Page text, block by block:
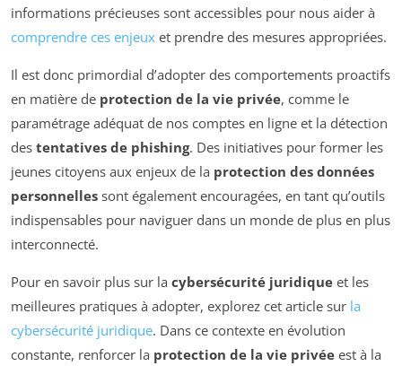
informations précieuses sont accessibles pour nous aider à
comprendre ces enjeux et prendre des mesures appropriées.
Il est donc primordial d’adopter des comportements proactifs
en matière de protection de la vie privée, comme le
paramétrage adéquat de nos comptes en ligne et la détection
des tentatives de phishing. Des initiatives pour former les
jeunes citoyens aux enjeux de la protection des données
personnelles sont également encouragées, en tant qu’outils
indispensables pour naviguer dans un monde de plus en plus
interconnecté.
Pour en savoir plus sur la cybersécurité juridique et les
meilleures pratiques à adopter, explorez cet article sur la
cybersécurité juridique. Dans ce contexte en évolution
constante, renforcer la protection de la vie privée est à la